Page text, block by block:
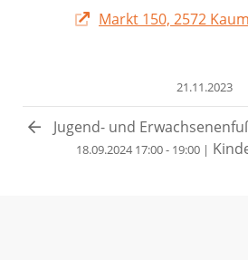
Markt 150, 2572
21.11.2023
Jugend- und
18.09.2024 17:00 - 19:00 |